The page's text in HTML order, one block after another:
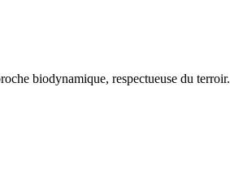
biodynamique, respectueuse du terroir.